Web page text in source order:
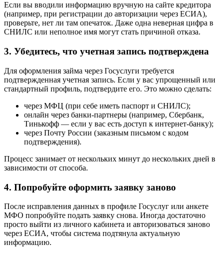
Если вы вводили информацию вручную на сайте кредитора
(например, при регистрации до авторизации через ЕСИА),
проверьте, нет ли там опечаток. Даже одна неверная цифра в
СНИЛС или неполное имя могут стать причиной отказа.
3. Убедитесь, что учетная запись подтверждена
Для оформления займа через Госуслуги требуется
подтвержденная учетная запись. Если у вас упрощенный или
стандартный профиль, подтвердите его. Это можно сделать:
через МФЦ (при себе иметь паспорт и СНИЛС);
онлайн через банки-партнеры (например, Сбербанк,
Тинькофф — если у вас есть доступ к интернет-банку);
через Почту России (заказным письмом с кодом
подтверждения).
Процесс занимает от нескольких минут до нескольких дней в
зависимости от способа.
4. Попробуйте оформить заявку заново
После исправления данных в профиле Госуслуг или анкете
МФО попробуйте подать заявку снова. Иногда достаточно
просто выйти из личного кабинета и авторизоваться заново
через ЕСИА, чтобы система подтянула актуальную
информацию.